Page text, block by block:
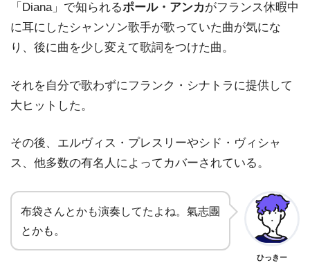
「Diana」で知られるポール・アンカがフランス休暇中
に耳にしたシャンソン歌手が歌っていた曲が気にな
り、後に曲を少し変えて歌詞をつけた曲。
それを自分で歌わずにフランク・シナトラに提供して
大ヒットした。
その後、エルヴィス・プレスリーやシド・ヴィシャ
ス、他多数の有名人によってカバーされている。
布袋さんとかも演奏してたよね。氣志團
とかも。
ひっきー